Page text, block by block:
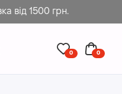
від 1500 грн.
0 0